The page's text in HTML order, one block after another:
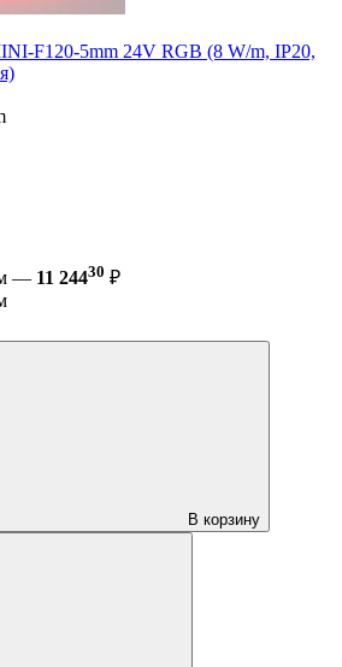
F120-5mm 24V RGB (8 W/m, IP20,
м — 11 24430 ₽
В корзину